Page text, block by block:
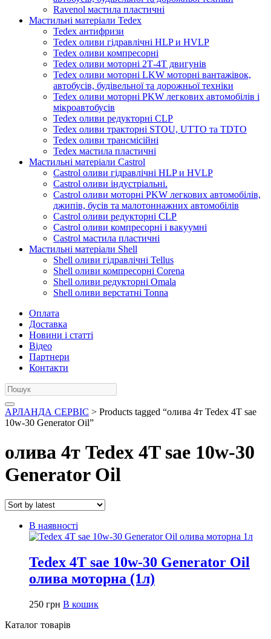
Ravenol мастила пластичні
Мастильні матеріали Tedex
Tedex антифризи
Tedex оливи гідравлічні HLP и HVLP
Tedex оливи компресорні
Tedex оливи моторні 2Т-4Т двигунів
Tedex оливи моторні LKW моторні вантажівок,
автобусів, будівельної та дорожньої техніки
Tedex оливи моторні PKW легкових автомобілів і
мікроавтобусів
Tedex оливи редукторні CLP
Tedex оливи тракторні STOU, UTTO та TDTO
Tedex оливи трансмісійні
Tedex мастила пластичні
Мастильні матеріали Castrol
Castrol оливи гідравлічні HLP и HVLP
Castrol оливи індустріальні.
Castrol оливи моторні PKW легкових автомобілів,
джипів, бусів та малотоннажних автомобілів
Castrol оливи редукторні CLP
Castrol оливи компресорні і вакуумні
Castrol мастила пластичні
Мастильні матеріали Shell
Shell оливи гідравлічні Tellus
Shell оливи компресорні Corena
Shell оливи редукторні Omala
Shell оливи верстатні Tonna
Оплата
Доставка
Новини і статті
Відео
Партнери
Контакти
АРЛАНДА СЕРВІС > Products tagged “олива 4т Tedex 4T sae
10w-30 Generator Oil”
олива 4т Tedex 4T sae 10w-30
Generator Oil
В наявності
Tedex 4T sae 10w-30 Generator Oil
олива моторна (1л)
250 грн В кошик
Каталог товарів